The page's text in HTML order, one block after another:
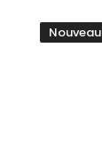
Nouveau